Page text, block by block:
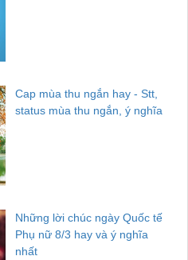
Cap mùa thu ngắn hay - Stt,
status mùa thu ngắn, ý nghĩa
Những lời chúc ngày Quốc tế
Phụ nữ 8/3 hay và ý nghĩa
nhất